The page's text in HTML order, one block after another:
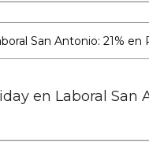
en Laboral San